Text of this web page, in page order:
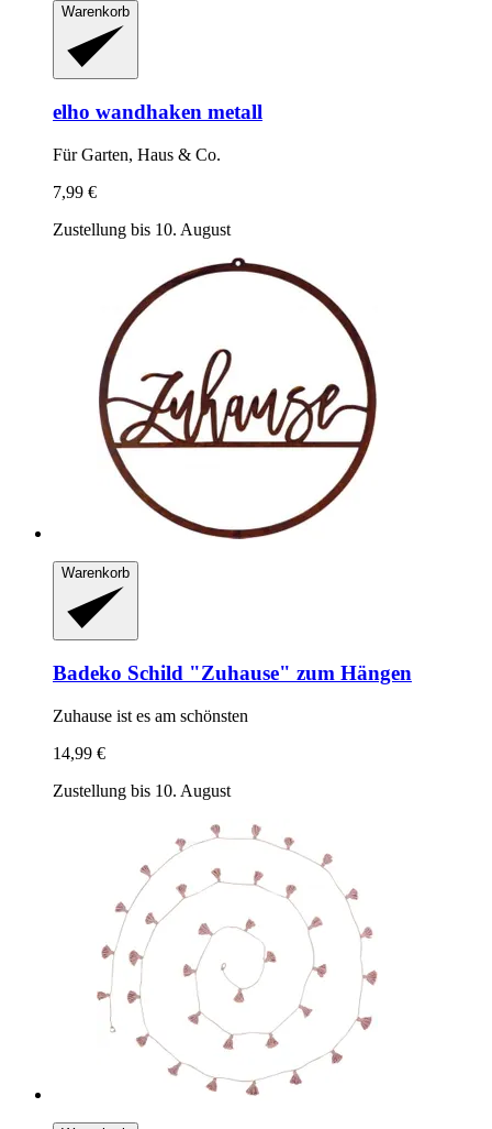
Warenkorb
elho wandhaken metall
Für Garten, Haus & Co.
7,99 €
Zustellung bis 10. August
Warenkorb
Badeko Schild "Zuhause" zum Hängen
Zuhause ist es am schönsten
14,99 €
Zustellung bis 10. August